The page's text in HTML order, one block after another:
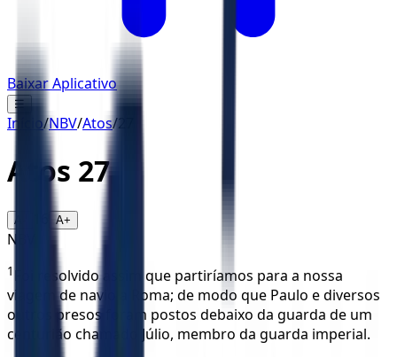
Baixar Aplicativo
☰
Início/NBV/Atos/27
Atos 27
A- A+
NBV
1
Foi resolvido assim que partiríamos para a nossa
viagem de navio a Roma; de modo que Paulo e diversos
outros presos foram postos debaixo da guarda de um
centurião chamado Júlio, membro da guarda imperial.